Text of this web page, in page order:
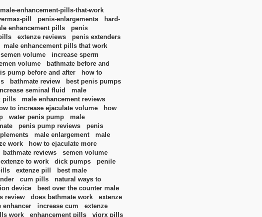
male-enhancement-pills-that-work
pill penis-enlargements
hard-
enhancement pills
penis
extenze reviews
penis extenders
male enhancement pills that work
volume
increase sperm
volume
bathmate before and
pump before and after
how to
bathmate review
best penis pumps
seminal fluid
male
pills
male enhancement reviews
to increase ejaculate volume
how
water penis pump
male
penis pump reviews
penis
male enlargement
male
work
how to ejaculate more
bathmate reviews
semen volume
to work dick pumps
penile
extenze pill
best male
cum pills
natural ways to
device
best over the counter male
review does bathmate work
extenze
enhancer increase cum
extenze
work enhancement pills vigrx pills